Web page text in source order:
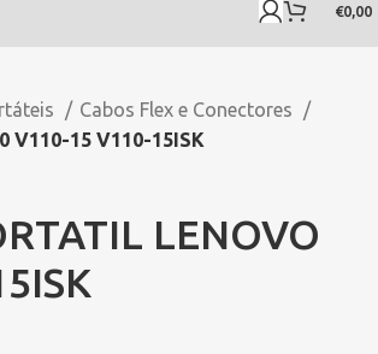
€0,00
Cabos Flex e Conectores
V110-15 V110-15ISK
LENOVO